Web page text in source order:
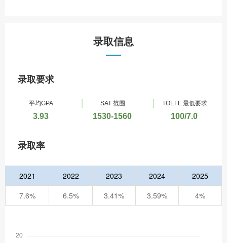
录取信息
录取要求
平均GPA
3.93
SAT 范围
1530-1560
TOEFL 最低要求
100/7.0
录取率
2021 2022 2023 2024
2025
7.6%
6.5% 3.41% 3.59% 4%